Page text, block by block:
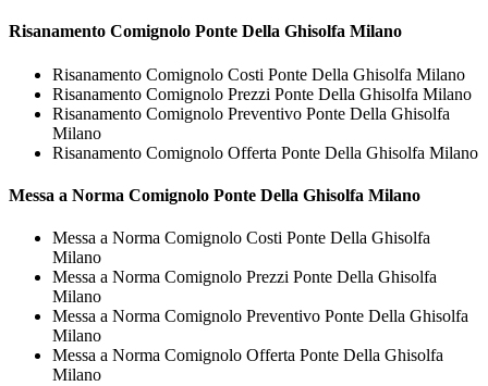
Risanamento Comignolo Ponte Della Ghisolfa Milano
Risanamento Comignolo Costi Ponte Della Ghisolfa Milano
Risanamento Comignolo Prezzi Ponte Della Ghisolfa Milano
Risanamento Comignolo Preventivo Ponte Della Ghisolfa
Milano
Risanamento Comignolo Offerta Ponte Della Ghisolfa Milano
Messa a Norma Comignolo Ponte Della Ghisolfa Milano
Messa a Norma Comignolo Costi Ponte Della Ghisolfa
Milano
Messa a Norma Comignolo Prezzi Ponte Della Ghisolfa
Milano
Messa a Norma Comignolo Preventivo Ponte Della Ghisolfa
Milano
Messa a Norma Comignolo Offerta Ponte Della Ghisolfa
Milano